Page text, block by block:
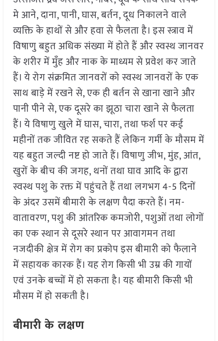
मे आने, दाना, पानी, घास, बर्तन, दूध निकालने वाले
व्यक्ति के हाथों से और हवा से फैलता है। इस स्त्राव में
विषाणु बहुत अधिक संख्या में होते हैं और स्वस्थ जानवर
के शरीर में मुँह और नाक के माध्यम से प्रवेश कर जाते
हैं। ये रोग संक्रमित जानवरों को स्वस्थ जानवरों के एक
साथ बाड़े में रखने से, एक ही बर्तन से खाना खाने और
पानी पीने से, एक दूसरे का झूठा चारा खाने से फैलता
हैं। ये विषाणु खुले में घास, चारा, तथा फर्श पर कई
महीनों तक जीवित रह सकते हैं लेकिन गर्मी के मौसम में
यह बहुत जल्दी नष्ट हो जाते हैं। विषाणु जीभ, मुंह, आंत,
खुरों के बीच की जगह, थनों तथा घाव आदि के द्वारा
स्वस्थ पशु के रक्त में पहुंचते हैं तथा लगभग 4-5 दिनों
के अंदर उसमें बीमारी के लक्षण पैदा करते हैं। नम-
वातावरण, पशु की आंतरिक कमजोरी, पशुओं तथा लोगों
का एक स्थान से दूसरे स्थान पर आवागमन तथा
नजदीकी क्षेत्र में रोग का प्रकोप इस बीमारी को फैलाने
में सहायक कारक हैं। यह रोग किसी भी उम्र की गायों
एवं उनके बच्चों में हो सकता है। यह बीमारी किसी भी
मौसम में हो सकती है।
बीमारी के लक्षण